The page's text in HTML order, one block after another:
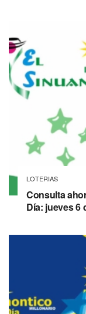
LOTERIAS
Consulta
Día: jueves 6